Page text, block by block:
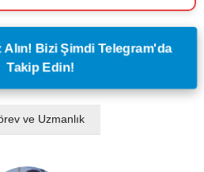
Alın! Bizi Şimdi Telegram'da
Takip Edin!
ve Uzmanlık